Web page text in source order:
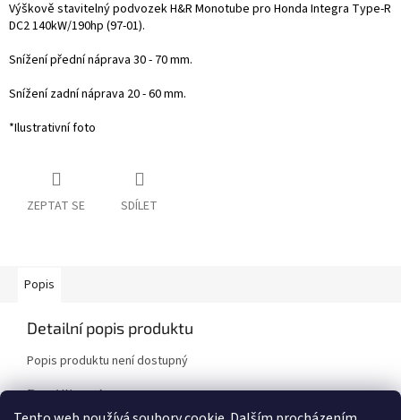
Výškově stavitelný podvozek H&R Monotube pro Honda Integra Type-R
DC2 140kW/190hp (97-01).
Snížení přední náprava 30 - 70 mm.
Snížení zadní náprava 20 - 60 mm.
*Ilustrativní foto
ZEPTAT SE SDÍLET
Popis
Detailní popis produktu
Popis produktu není dostupný
Doplňkové parametry